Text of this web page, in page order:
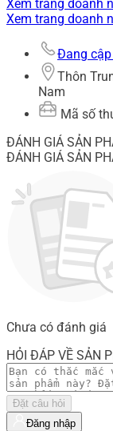
Xem trang doanh
Xem trang doanh
Đang
Thôn
Nam
Mã số
ĐÁNH GIÁ SẢN
ĐÁNH GIÁ SẢN
Chưa có đánh giá
HỎI ĐÁP VỀ SẢN
Đặt câu hỏi
Đăng nhập